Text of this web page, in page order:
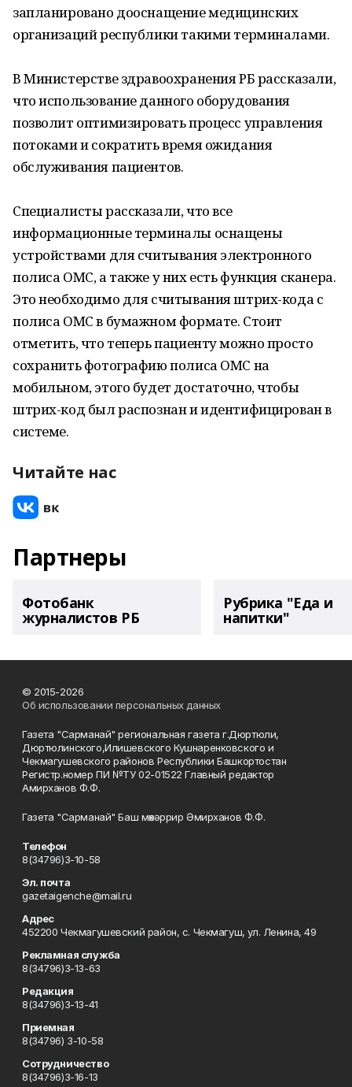
запланировано дооснащение медицинских
организаций республики такими терминалами.
В Министерстве здравоохранения РБ рассказали,
что использование данного оборудования
позволит оптимизировать процесс управления
потоками и сократить время ожидания
обслуживания пациентов.
Специалисты рассказали, что все
информационные терминалы оснащены
устройствами для считывания электронного
полиса ОМС, а также у них есть функция сканера.
Это необходимо для считывания штрих-кода с
полиса ОМС в бумажном формате. Стоит
отметить, что теперь пациенту можно просто
сохранить фотографию полиса ОМС на
мобильном, этого будет достаточно, чтобы
штрих-код был распознан и идентифицирован в
системе.
Читайте нас
Партнеры
Фотобанк
журналистов РБ
Рубрика "Еда и
напитки"
© 2015-2026
Об использовании персональных данных
Газета "Сарманай" региональная газета г.Дюртюли,
Дюртюлинского,Илишевского Кушнаренковского и
Чекмагушевского районов Республики Башкортостан
Регистр.номер ПИ №ТУ 02-01522 Главный редактор
Амирханов Ф.Ф.
Газета "Сарманай" Баш мөхәррир Әмирханов Ф.Ф.
Телефон
8(34796)3-10-58
Эл. почта
gazetaigenche@mail.ru
Адрес
452200 Чекмагушевский район, с. Чекмагуш, ул. Ленина, 49
Рекламная служба
8(34796)3-13-63
Редакция
8(34796)3-13-41
Приемная
8(34796) 3-10-58
Сотрудничество
8(34796)3-16-13